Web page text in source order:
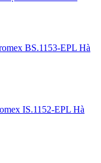
BS.1153-EPL Hà
IS.1152-EPL Hà